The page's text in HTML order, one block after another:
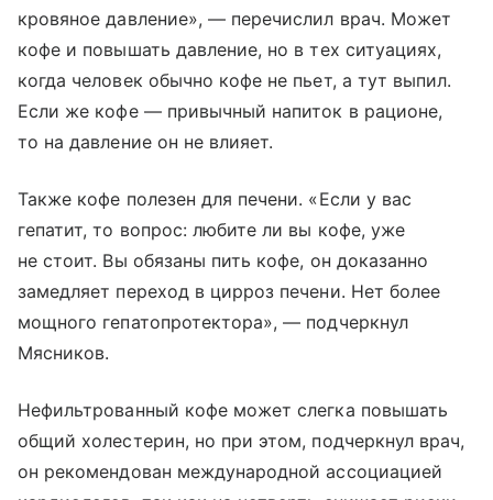
кровяное давление», — перечислил врач. Может
кофе и повышать давление, но в тех ситуациях,
когда человек обычно кофе не пьет, а тут выпил.
Если же кофе — привычный напиток в рационе,
то на давление он не влияет.
Также кофе полезен для печени. «Если у вас
гепатит, то вопрос: любите ли вы кофе, уже
не стоит. Вы обязаны пить кофе, он доказанно
замедляет переход в цирроз печени. Нет более
мощного гепатопротектора», — подчеркнул
Мясников.
Нефильтрованный кофе может слегка повышать
общий холестерин, но при этом, подчеркнул врач,
он рекомендован международной ассоциацией